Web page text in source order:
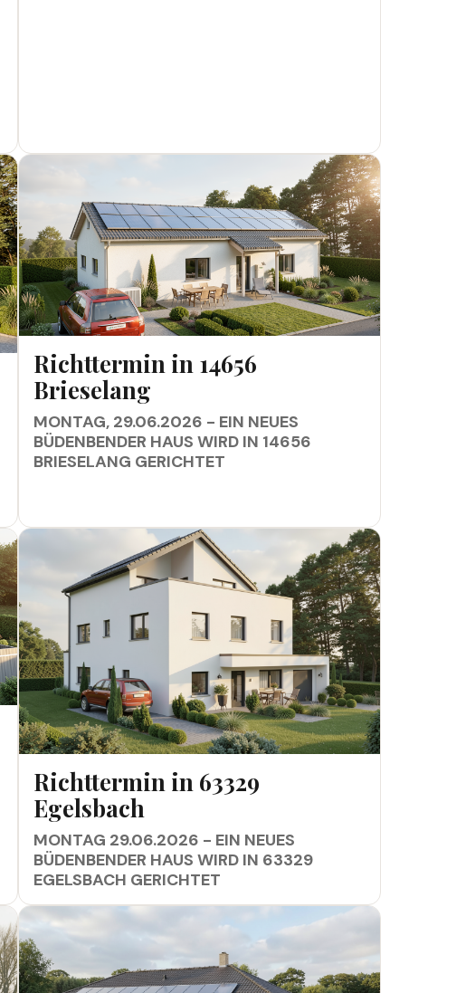
Richttermin in 14656
Brieselang
MONTAG, 29.06.2026 - EIN NEUES
BÜDENBENDER HAUS WIRD IN 14656
BRIESELANG GERICHTET
Richttermin in 63329
Egelsbach
MONTAG 29.06.2026 - EIN NEUES
BÜDENBENDER HAUS WIRD IN 63329
EGELSBACH GERICHTET